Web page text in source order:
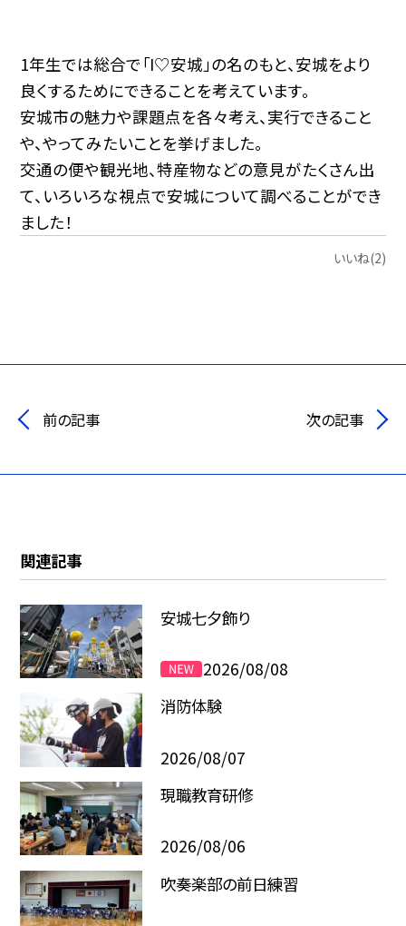
1年生では総合で「I♡安城」の名のもと、安城をより
良くするためにできることを考えています。
安城市の魅力や課題点を各々考え、実行できること
や、やってみたいことを挙げました。
交通の便や観光地、特産物などの意見がたくさん出
て、いろいろな視点で安城について調べることができ
ました！
いいね(2)
前の記事 次の記事
関連記事
安城七夕飾り
2026/08/08
消防体験
2026/08/07
現職教育研修
2026/08/06
吹奏楽部の前日練習